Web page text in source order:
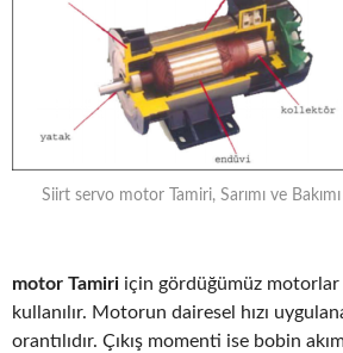
Siirt servo motor Tamiri, Sarımı ve Bakımı
motor Tamiri için gördüğümüz
kullanılır. Motorun dairesel hızı
orantılıdır. Çıkış momenti ise bobin